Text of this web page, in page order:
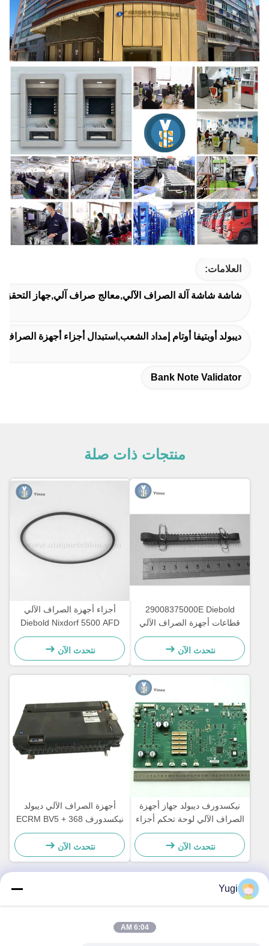
العلامات:
شاشة شاشة آلة الصراف الآلي,معالج صراف آلي,جهاز
ديبولد أوبتيفا أوتام إمداد الشعب,استبدال أجزاء أجهزة
Bank Note Validator
منتجات ذات صلة
29008375000E Diebold
قطاعات أجهزة الصراف الآلي
Opteva حزام التوقيت حزام
النقل 67T
نتحدث الآن
أجزاء أجهزة الصراف الآلي
Diebold Nixdorf 5500 AFD
445T حزام النقل
2900837500AH
نتحدث الآن
نيكسدورف ديبولد جهاز أجهزة
الصراف الآلي لوحة تحكم أجزاء
لوحة رئيسية CCA Discovery
49242480000B
نتحدث الآن
أجهزة الصراف الآلي ديبولد
نيكسدورف 368 ECRM BV5 +
24V فاتورة المقبولة أجزاء
المصادق 49238415000Aنتحدث الآن
Yugi
6:04 AM